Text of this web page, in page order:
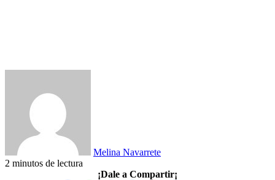
Melina Navarrete
2 minutos de lectura
¡Dale a Compartir¡